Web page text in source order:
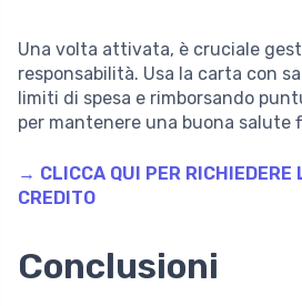
Una volta attivata, è cruciale
responsabilità. Usa la carta con
limiti di spesa e rimborsando
per mantenere una buona salute
→ CLICCA QUI PER RICHIEDERE
CREDITO
Conclusioni